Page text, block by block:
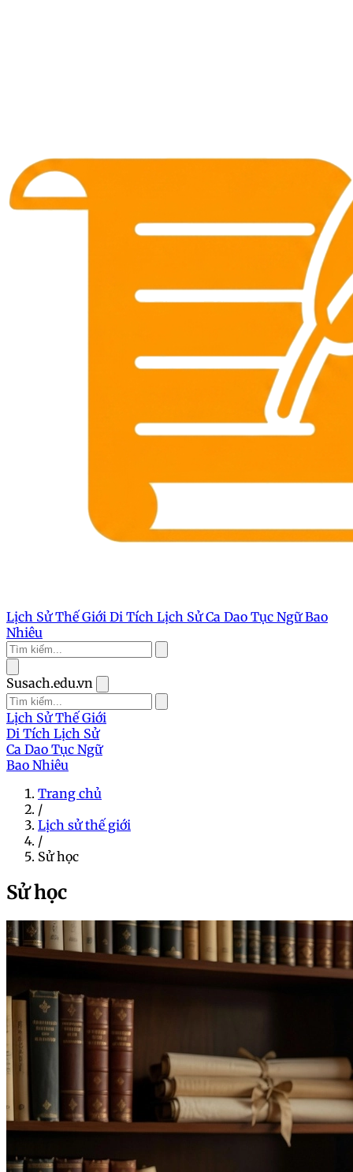
Lịch Sử Thế Giới Di Tích Lịch SửCa Dao Tục NgữBao
Nhiêu
Susach.edu.vn
Lịch Sử Thế Giới
Di Tích Lịch Sử
Ca Dao Tục Ngữ
Bao Nhiêu
Trang chủ
/
Lịch sử thế giới
/
Sử học
Sử học